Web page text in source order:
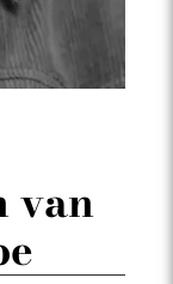
van